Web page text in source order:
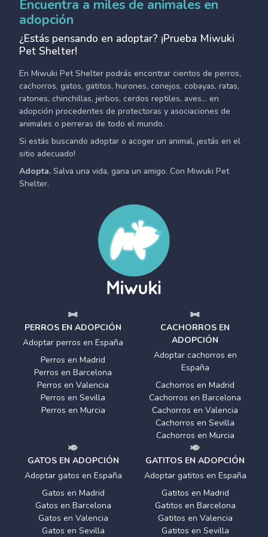
Encuentra a miles de animales en
adopción
¿Estás pensando en adoptar? ¡Prueba Miwuki
Pet Shelter!
En Miwuki Pet Shelter podrás encontrar cientos de perros,
cachorros, gatos, gatitos, hurones, conejos, cobayas, ratas,
ratones, chinchillas, jerbos, cerdos reptiles, aves... en
adopción procedentes de protectoras y asociaciones de
animales o perreras de todo el mundo.
Si estás buscando adoptar o acoger un animal, ¡estás en el
sitio adecuado!
Adopta. Salva una vida, gana un amigo. Con Miwuki Pet
Shelter.
PERROS EN ADOPCIÓN
Adoptar perros en España
Perros en Madrid
Perros en Barcelona
Perros en Valencia
Perros en Sevilla
Perros en Murcia
CACHORROS EN
ADOPCIÓN
Adoptar cachorros en
España
Cachorros en Madrid
Cachorros en Barcelona
Cachorros en Valencia
Cachorros en Sevilla
Cachorros en Murcia
GATOS EN ADOPCIÓN
Adoptar gatos en España
Gatos en Madrid
Gatos en Barcelona
Gatos en Valencia
Gatos en Sevilla
GATITOS EN ADOPCIÓN
Adoptar gatitos en España
Gatitos en Madrid
Gatitos en Barcelona
Gatitos en Valencia
Gatitos en Sevilla